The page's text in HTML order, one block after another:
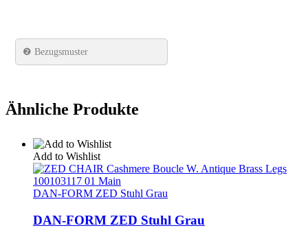
❷ Bezugsmuster
Ähnliche Produkte
Add to Wishlist
DAN-FORM ZED Stuhl Grau
DAN-FORM ZED Stuhl Grau